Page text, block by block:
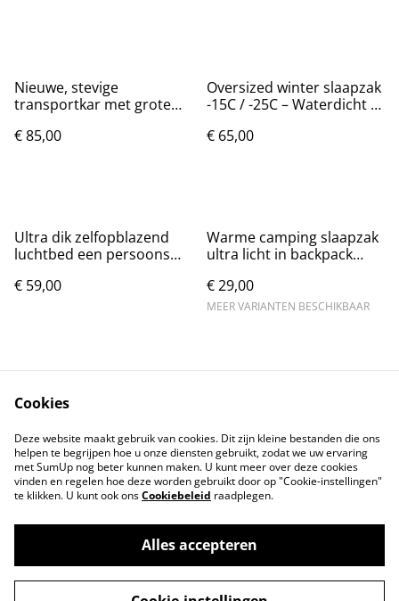
Nieuwe, stevige
transportkar met grote
€ 85,00
Oversized winter slaapzak
-15C / -25C – Waterdicht –
€ 65,00
Ultra dik zelfopblazend
luchtbed een persoons
€ 59,00
Warme camping slaapzak
ultra licht in backpack
€ 29,00
MEER VARIANTEN BESCHIKBAAR
Contact
Voorwaarden
Privacybeleid
Cookiebeleid
©2026Markthuis Friesland
Cookies
Deze website maakt gebruik van cookies. Dit zijn kleine bestanden die ons
helpen te begrijpen hoe u onze diensten gebruikt, zodat we uw ervaring
met SumUp nog beter kunnen maken. U kunt meer over deze cookies
vinden en regelen hoe deze worden gebruikt door op "Cookie-instellingen"
te klikken. U kunt ook onsCookiebeleid raadplegen.
Alles accepteren